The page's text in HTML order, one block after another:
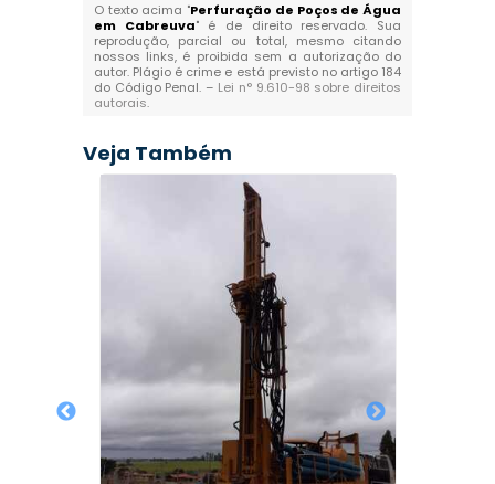
O texto acima "Perfuração de Poços de Água
em Cabreuva" é de direito reservado. Sua
reprodução, parcial ou total, mesmo citando
nossos links, é proibida sem a autorização do
autor. Plágio é crime e está previsto no artigo 184
do Código Penal. – Lei n° 9.610-98 sobre direitos
autorais.
Veja Também